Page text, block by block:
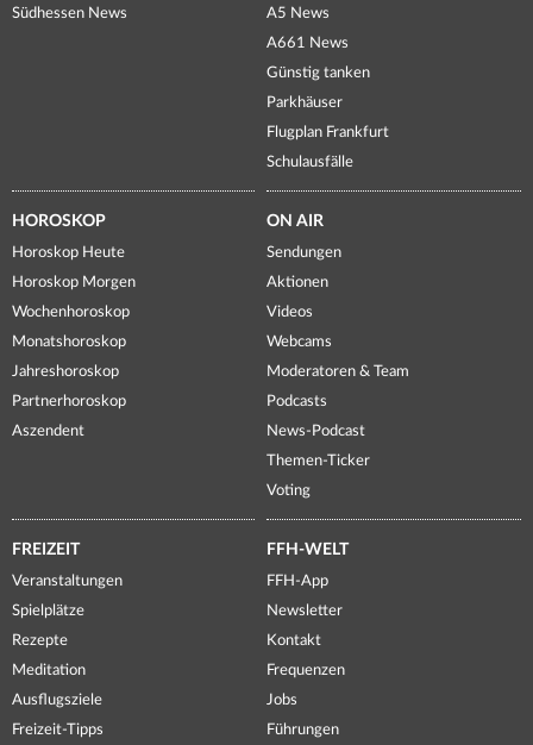
Südhessen News
A5 News
A661 News
Günstig tanken
Parkhäuser
Flugplan Frankfurt
Schulausfälle
HOROSKOP
Horoskop Heute
Horoskop Morgen
Wochenhoroskop
Monatshoroskop
Jahreshoroskop
Partnerhoroskop
Aszendent
ON AIR
Sendungen
Aktionen
Videos
Webcams
Moderatoren & Team
Podcasts
News-Podcast
Themen-Ticker
Voting
FREIZEIT
Veranstaltungen
Spielplätze
Rezepte
Meditation
Ausflugsziele
Freizeit-Tipps
FFH-WELT
FFH-App
Newsletter
Kontakt
Frequenzen
Jobs
Führungen